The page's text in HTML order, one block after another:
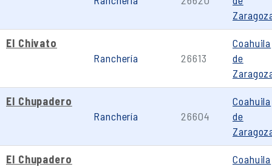
El Chivato
Ranchería
26613
Coahuila
de
El Chupadero
Ranchería
26604
Coahuila
de
El Chupadero
Coahuila